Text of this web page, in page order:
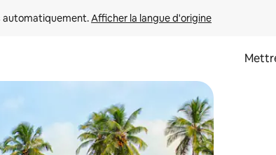
automatiquement. Afficher la langue d'origine